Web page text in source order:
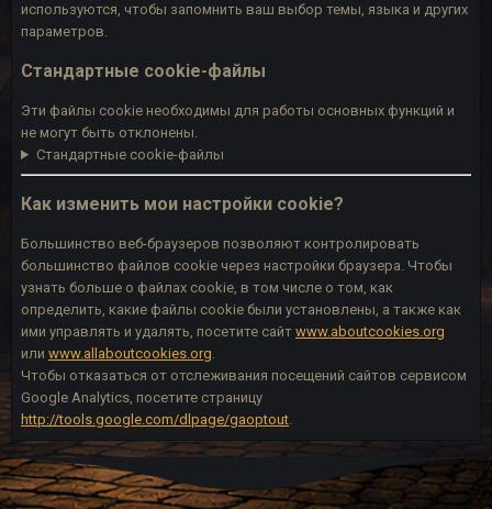
используются, чтобы запомнить ваш выбор темы, языка и других
параметров.
Стандартные cookie-файлы
Эти файлы cookie необходимы для работы основных функций и
не могут быть отклонены.
Стандартные cookie-файлы
Как изменить мои настройки cookie?
Большинство веб-браузеров позволяют контролировать
большинство файлов cookie через настройки браузера. Чтобы
узнать больше о файлах cookie, в том числе о том, как
определить, какие файлы cookie были установлены, а также как
ими управлять и удалять, посетите сайт www.aboutcookies.org
или www.allaboutcookies.org
Чтобы отказаться от отслеживания посещений сайтов сервисом
Google Analytics, посетите страницу
http://tools.google.com/dlpage/gaoptout